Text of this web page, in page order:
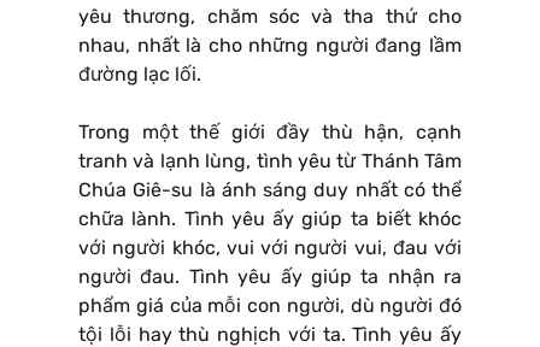
yêu thương, chăm sóc và tha thứ cho
nhau, nhất là cho những người đang lầm
đường lạc lối.
Trong một thế giới đầy thù hận, cạnh
tranh và lạnh lùng, tình yêu từ Thánh Tâm
Chúa Giê-su là ánh sáng duy nhất có thể
chữa lành. Tình yêu ấy giúp ta biết khóc
với người khóc, vui với người vui, đau với
người đau. Tình yêu ấy giúp ta nhận ra
phẩm giá của mỗi con người, dù người đó
tội lỗi hay thù nghịch với ta. Tình yêu ấy